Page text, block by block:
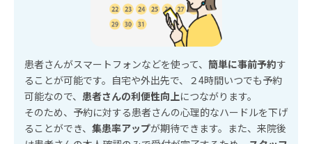
患者さんがスマートフォンなどを使って、 簡単に事前予約す
ることが可能です。自宅や外出先で、２4時間いつでも予約
可能なので、 患者さんの利便性向上につながります。
そのため、予約に対する患者さんの心理的なハードルを下げ
ることができ、 集患率アップが期待できます。また、来院後